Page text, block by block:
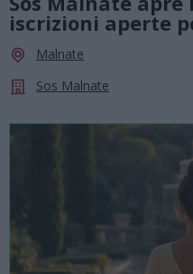
iscrizioni aperte
Malnate
Sos Malnate